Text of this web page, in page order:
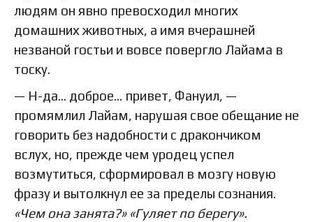
людям он явно превосходил многих
домашних животных, а имя вчерашней
незваной гостьи и вовсе повергло Лайама в
тоску.
— Н-да… доброе… привет, Фануил, —
промямлил Лайам, нарушая свое обещание не
говорить без надобности с дракончиком
вслух, но, прежде чем уродец успел
возмутиться, сформировал в мозгу новую
фразу и вытолкнул ее за пределы сознания.
«Чем она занята?» «Гуляет по берегу».